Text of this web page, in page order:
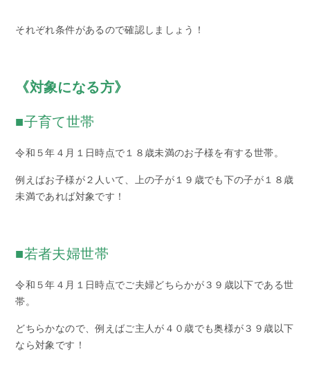
それぞれ条件があるので確認しましょう！
《対象になる方》
■子育て世帯
令和５年４月１日時点で１８歳未満のお子様を有する世帯。
例えばお子様が２人いて、上の子が１９歳でも下の子が１８歳
未満であれば対象です！
■若者夫婦世帯
令和５年４月１日時点でご夫婦どちらかが３９歳以下である世
帯。
どちらかなので、例えばご主人が４０歳でも奥様が３９歳以下
なら対象です！